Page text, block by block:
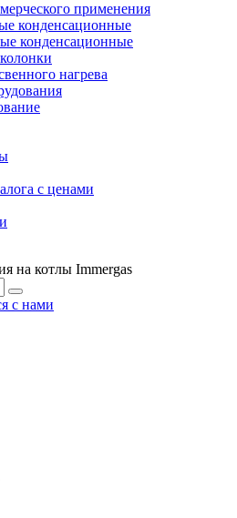
применения
конденсационные
конденсационные
нагрева
с ценами
на котлы Immergas
с нами